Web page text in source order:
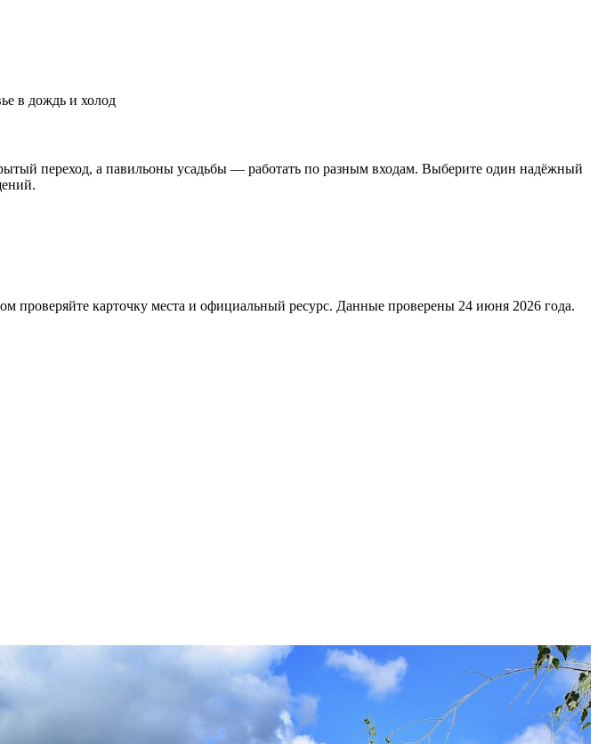
в дождь и холод
переход, а павильоны усадьбы — работать по разным входам. Выберите один надёжный
карточку места и официальный ресурс. Данные проверены 24 июня 2026 года.